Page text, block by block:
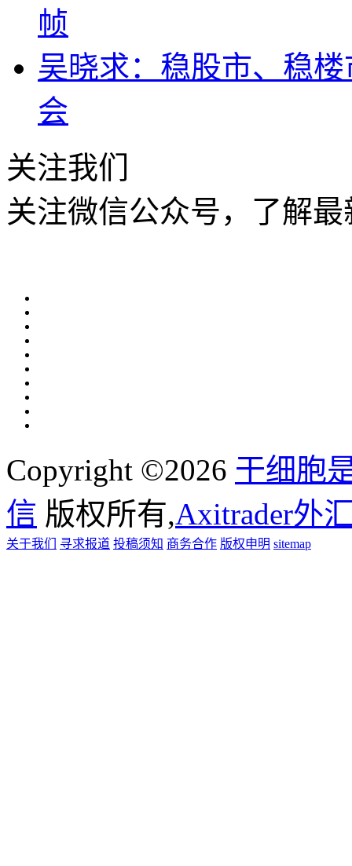
帧
吴晓求：稳股市、稳
会
关注我们
关注微信公众号，了解
Copyright ©2026 干细胞
信 版权所有,Axitrader外
关于我们 寻求报道 投稿须知 商务合作 版权申明 sitemap